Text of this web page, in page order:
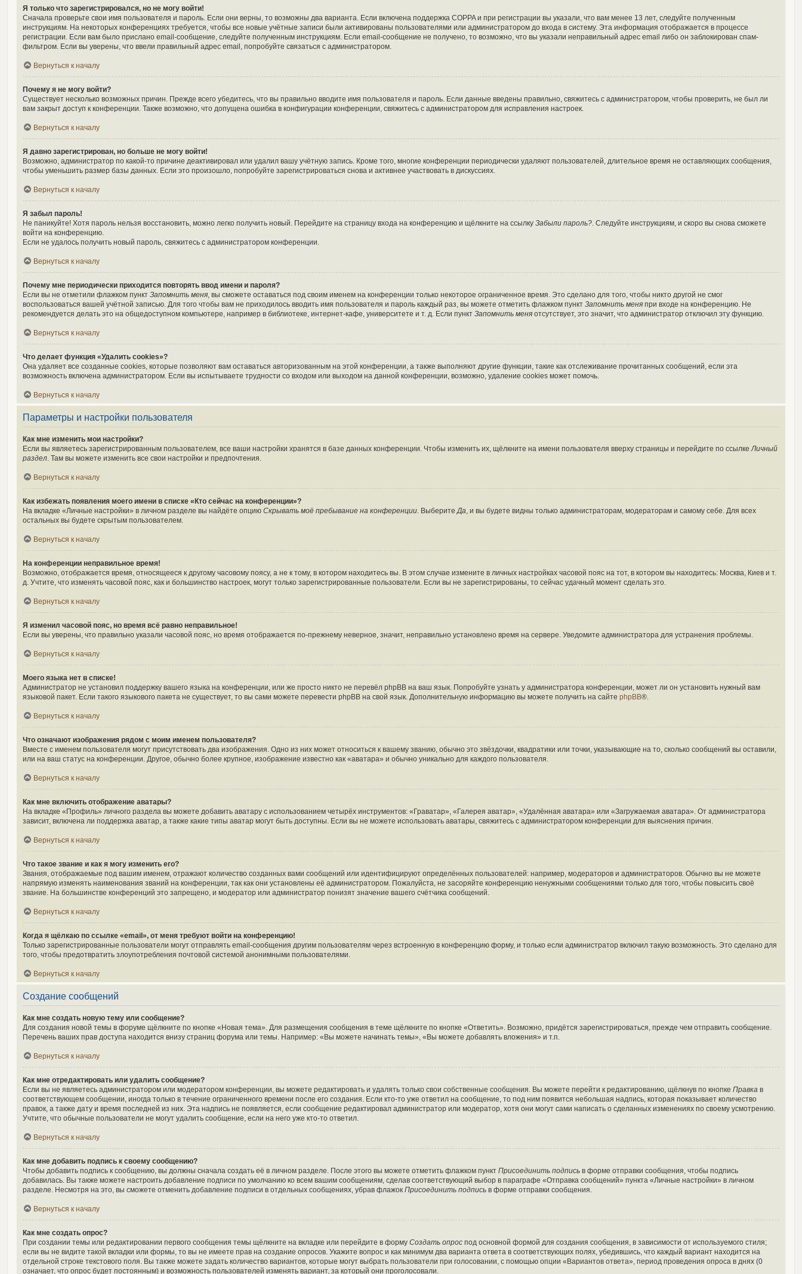
Я только что зарегистрировался, но не могу войти!
Сначала проверьте свои имя пользователя и пароль. Если они верны, то возможны два варианта. Если включена поддержка COPPA и при регистрации вы указали, что вам менее 13 лет, следуйте полученным
инструкциям. На некоторых конференциях требуется, чтобы все новые учётные записи были активированы пользователями или администратором до входа в систему. Эта информация отображается в процессе
регистрации. Если вам было прислано email-сообщение, следуйте полученным инструкциям. Если email-сообщение не получено, то возможно, что вы указали неправильный адрес email либо он заблокирован спам-
фильтром. Если вы уверены, что ввели правильный адрес email, попробуйте связаться с администратором.
Вернуться к началу
Почему я не могу войти?
Существует несколько возможных причин. Прежде всего убедитесь, что вы правильно вводите имя пользователя и пароль. Если данные введены правильно, свяжитесь с администратором, чтобы проверить, не был ли
вам закрыт доступ к конференции. Также возможно, что допущена ошибка в конфигурации конференции, свяжитесь с администратором для исправления настроек.
Вернуться к началу
Я давно зарегистрирован, но больше не могу войти!
Возможно, администратор по какой-то причине деактивировал или удалил вашу учётную запись. Кроме того, многие конференции периодически удаляют пользователей, длительное время не оставляющих сообщения,
чтобы уменьшить размер базы данных. Если это произошло, попробуйте зарегистрироваться снова и активнее участвовать в дискуссиях.
Вернуться к началу
Я забыл пароль!
Не паникуйте! Хотя пароль нельзя восстановить, можно легко получить новый. Перейдите на страницу входа на конференцию и щёлкните на ссылку Забыли пароль?. Следуйте инструкциям, и скоро вы снова сможете
войти на конференцию.
Если не удалось получить новый пароль, свяжитесь с администратором конференции.
Вернуться к началу
Почему мне периодически приходится повторять ввод имени и пароля?
Если вы не отметили флажком пункт Запомнить меня, вы сможете оставаться под своим именем на конференции только некоторое ограниченное время. Это сделано для того, чтобы никто другой не смог
воспользоваться вашей учётной записью. Для того чтобы вам не приходилось вводить имя пользователя и пароль каждый раз, вы можете отметить флажком пункт Запомнить меня при входе на конференцию. Не
рекомендуется делать это на общедоступном компьютере, например в библиотеке, интернет-кафе, университете и т. д. Если пункт Запомнить меня отсутствует, это значит, что администратор отключил эту функцию.
Вернуться к началу
Что делает функция «Удалить cookies»?
Она удаляет все созданные cookies, которые позволяют вам оставаться авторизованным на этой конференции, а также выполняют другие функции, такие как отслеживание прочитанных сообщений, если эта
возможность включена администратором. Если вы испытываете трудности со входом или выходом на данной конференции, возможно, удаление cookies может помочь.
Вернуться к началу
Параметры и настройки пользователя
Как мне изменить мои настройки?
Если вы являетесь зарегистрированным пользователем, все ваши настройки хранятся в базе данных конференции. Чтобы изменить их, щёлкните на имени пользователя вверху страницы и перейдите по ссылкеЛичный
раздел. Там вы можете изменить все свои настройки и предпочтения.
Вернуться к началу
Как избежать появления моего имени в списке «Кто сейчас на конференции»?
На вкладке «Личные настройки» в личном разделе вы найдёте опцию Скрывать моё пребывание на конференции. ВыберитеДа, и вы будете видны только администраторам, модераторам и самому себе. Для всех
остальных вы будете скрытым пользователем.
Вернуться к началу
На конференции неправильное время!
Возможно, отображается время, относящееся к другому часовому поясу, а не к тому, в котором находитесь вы. В этом случае измените в личных настройках часовой пояс на тот, в котором вы находитесь: Москва, Киев и т.
д. Учтите, что изменять часовой пояс, как и большинство настроек, могут только зарегистрированные пользователи. Если вы не зарегистрированы, то сейчас удачный момент сделать это.
Вернуться к началу
Я изменил часовой пояс, но время всё равно неправильное!
Если вы уверены, что правильно указали часовой пояс, но время отображается по-прежнему неверное, значит, неправильно установлено время на сервере. Уведомите администратора для устранения проблемы.
Вернуться к началу
Моего языка нет в списке!
Администратор не установил поддержку вашего языка на конференции, или же просто никто не перевёл phpBB на ваш язык. Попробуйте узнать у администратора конференции, может ли он установить нужный вам
языковой пакет. Если такого языкового пакета не существует, то вы сами можете перевести phpBB на свой язык. Дополнительную информацию вы можете получить на сайте phpBB®.
Вернуться к началу
Что означают изображения рядом с моим именем пользователя?
Вместе с именем пользователя могут присутствовать два изображения. Одно из них может относиться к вашему званию, обычно это звёздочки, квадратики или точки, указывающие на то, сколько сообщений вы оставили,
или на ваш статус на конференции. Другое, обычно более крупное, изображение известно как «аватара» и обычно уникально для каждого пользователя.
Вернуться к началу
Как мне включить отображение аватары?
На вкладке «Профиль» личного раздела вы можете добавить аватару с использованием четырёх инструментов: «Граватар», «Галерея аватар», «Удалённая аватара» или «Загружаемая аватара». От администратора
зависит, включена ли поддержка аватар, а также какие типы аватар могут быть доступны. Если вы не можете использовать аватары, свяжитесь с администратором конференции для выяснения причин.
Вернуться к началу
Что такое звание и как я могу изменить его?
Звания, отображаемые под вашим именем, отражают количество созданных вами сообщений или идентифицируют определённых пользователей: например, модераторов и администраторов. Обычно вы не можете
напрямую изменять наименования званий на конференции, так как они установлены её администратором. Пожалуйста, не засоряйте конференцию ненужными сообщениями только для того, чтобы повысить своё
звание. На большинстве конференций это запрещено, и модератор или администратор понизят значение вашего счётчика сообщений.
Вернуться к началу
Когда я щёлкаю по ссылке «email», от меня требуют войти на конференцию!
Только зарегистрированные пользователи могут отправлять email-сообщения другим пользователям через встроенную в конференцию форму, и только если администратор включил такую возможность. Это сделано для
того, чтобы предотвратить злоупотребления почтовой системой анонимными пользователями.
Вернуться к началу
Создание сообщений
Как мне создать новую тему или сообщение?
Для создания новой темы в форуме щёлкните по кнопке «Новая тема». Для размещения сообщения в теме щёлкните по кнопке «Ответить». Возможно, придётся зарегистрироваться, прежде чем отправить сообщение.
Перечень ваших прав доступа находится внизу страниц форума или темы. Например: «Вы можете начинать темы», «Вы можете добавлять вложения» и т.п.
Вернуться к началу
Как мне отредактировать или удалить сообщение?
Если вы не являетесь администратором или модератором конференции, вы можете редактировать и удалять только свои собственные сообщения. Вы можете перейти к редактированию, щёлкнув по кнопке Правка в
соответствующем сообщении, иногда только в течение ограниченного времени после его создания. Если кто-то уже ответил на сообщение, то под ним появится небольшая надпись, которая показывает количество
правок, а также дату и время последней из них. Эта надпись не появляется, если сообщение редактировал администратор или модератор, хотя они могут сами написать о сделанных изменениях по своему усмотрению.
Учтите, что обычные пользователи не могут удалить сообщение, если на него уже кто-то ответил.
Вернуться к началу
Как мне добавить подпись к своему сообщению?
Чтобы добавить подпись к сообщению, вы должны сначала создать её в личном разделе. После этого вы можете отметить флажком пункт Присоединить подпись в форме отправки сообщения, чтобы подпись
добавилась. Вы также можете настроить добавление подписи по умолчанию ко всем вашим сообщениям, сделав соответствующий выбор в параграфе «Отправка сообщений» пункта «Личные настройки» в личном
разделе. Несмотря на это, вы сможете отменить добавление подписи в отдельных сообщениях, убрав флажок Присоединить подпись в форме отправки сообщения.
Вернуться к началу
Как мне создать опрос?
При создании темы или редактировании первого сообщения темы щёлкните на вкладке или перейдите в форму Создать опрос под основной формой для создания сообщения, в зависимости от используемого стиля;
если вы не видите такой вкладки или формы, то вы не имеете прав на создание опросов. Укажите вопрос и как минимум два варианта ответа в соответствующих полях, убедившись, что каждый вариант находится на
отдельной строке текстового поля. Вы также можете задать количество вариантов, которые могут выбрать пользователи при голосовании, с помощью опции «Вариантов ответа», период проведения опроса в днях (0
означает, что опрос будет постоянным) и возможность пользователей изменять вариант, за который они проголосовали.